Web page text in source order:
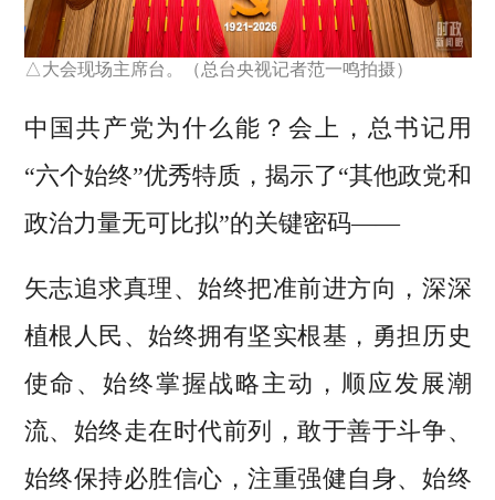
△大会现场主席台。（总台央视记者范一鸣拍摄）
中国共产党为什么能？会上，总书记用
“六个始终”优秀特质，揭示了“其他政党和
政治力量无可比拟”的关键密码——
矢志追求真理、始终把准前进方向，深深
植根人民、始终拥有坚实根基，勇担历史
使命、始终掌握战略主动，顺应发展潮
流、始终走在时代前列，敢于善于斗争、
始终保持必胜信心，注重强健自身、始终